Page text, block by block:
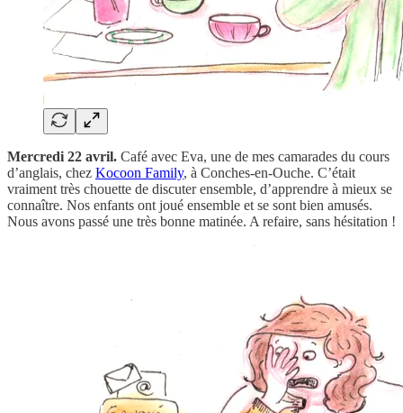
Mercredi 22 avril. Café avec Eva, une de mes camarades du cours
d’anglais, chez Kocoon Family, à Conches-en-Ouche. C’était
vraiment très chouette de discuter ensemble, d’apprendre à mieux se
connaître. Nos enfants ont joué ensemble et se sont bien amusés.
Nous avons passé une très bonne matinée. A refaire, sans hésitation !